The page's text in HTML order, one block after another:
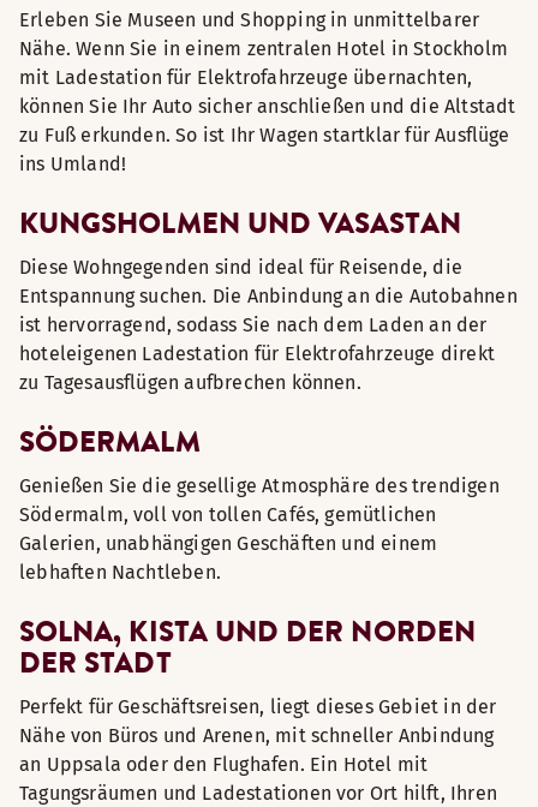
Erleben Sie Museen und Shopping in unmittelbarer
Nähe. Wenn Sie in einem zentralen Hotel in Stockholm
mit Ladestation für Elektrofahrzeuge übernachten,
können Sie Ihr Auto sicher anschließen und die Altstadt
zu Fuß erkunden. So ist Ihr Wagen startklar für Ausflüge
ins Umland!
KUNGSHOLMEN UND VASASTAN
Diese Wohngegenden sind ideal für Reisende, die
Entspannung suchen. Die Anbindung an die Autobahnen
ist hervorragend, sodass Sie nach dem Laden an der
hoteleigenen Ladestation für Elektrofahrzeuge direkt
zu Tagesausflügen aufbrechen können.
SÖDERMALM
Genießen Sie die gesellige Atmosphäre des trendigen
Södermalm, voll von tollen Cafés, gemütlichen
Galerien, unabhängigen Geschäften und einem
lebhaften Nachtleben.
SOLNA, KISTA UND DER NORDEN
DER STADT
Perfekt für Geschäftsreisen, liegt dieses Gebiet in der
Nähe von Büros und Arenen, mit schneller Anbindung
an Uppsala oder den Flughafen. Ein Hotel mit
Tagungsräumen und Ladestationen vor Ort hilft, Ihren